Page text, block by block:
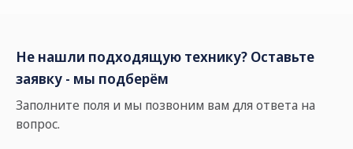
Не нашли подходящую технику? Оставьте
заявку - мы подберём
Заполните поля и мы позвоним вам для ответа на
вопрос.